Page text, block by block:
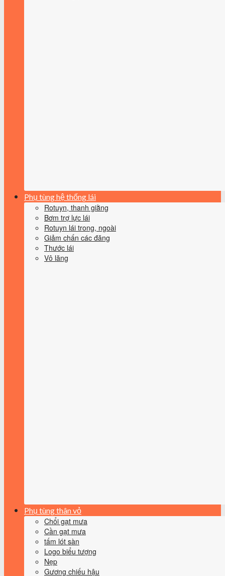
Phụ tùng hệ thống lái
Rotuyn, thanh giằng
Bơm trợ lực lái
Rotuyn lái trong, ngoài
Giảm chấn các đăng
Thước lái
Vô lăng
Phụ tùng thân vỏ
Chổi gạt mưa
Cần gạt mưa
tấm lót sàn
Logo biểu tượng
Nẹp
Gương chiếu hậu